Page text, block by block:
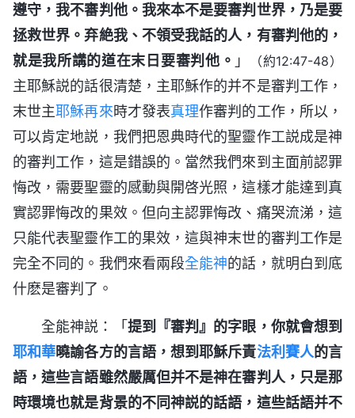
遵守，我不審判他。我來本不是要審判世界，乃是要
拯救世界。弃絶我、不領受我話的人，有審判他的，
就是我所講的道在末日要審判他。 」 （約12:47-48）
主耶穌説的話很清楚，主耶穌作的并不是審判工作，
末世主耶穌再來時才發表真理作審判的工作，所以，
可以肯定地説，我們把恩典時代的聖靈作工説成是神
的審判工作，這是錯誤的。當然我們來到主面前認罪
悔改，需要聖靈的感動與開啓光照，這樣才能達到真
實認罪悔改的果效。但向主認罪悔改、痛哭流涕，這
只能代表聖靈作工的果效，這與神末世的審判工作是
完全不同的。我們來看兩段全能神的話，就明白到底
什麽是審判了。
全能神説：「提到『審判』的字眼，你就會想到
耶和華曉諭各方的言語，想到耶穌斥責法利賽人的言
語，這些言語雖然嚴厲但并不是神在審判人，只是那
時環境也就是背景的不同神説的話語，這些話語并不